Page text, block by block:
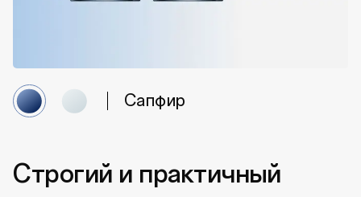
Сапфир
Строгий и практичный